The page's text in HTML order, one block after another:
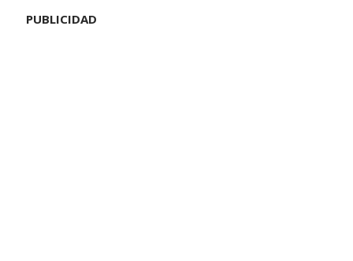
PUBLICIDAD